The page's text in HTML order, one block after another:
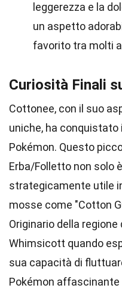
leggerezza e la
un aspetto
favorito tra molti
Curiosità Finali
Cottonee, con il suo
uniche, ha
Pokémon. Questo
Erba/Folletto non solo
strategicamente utile
mosse come "Cotton
Originario della
Whimsicott quando
sua capacità di
Pokémon affascinante